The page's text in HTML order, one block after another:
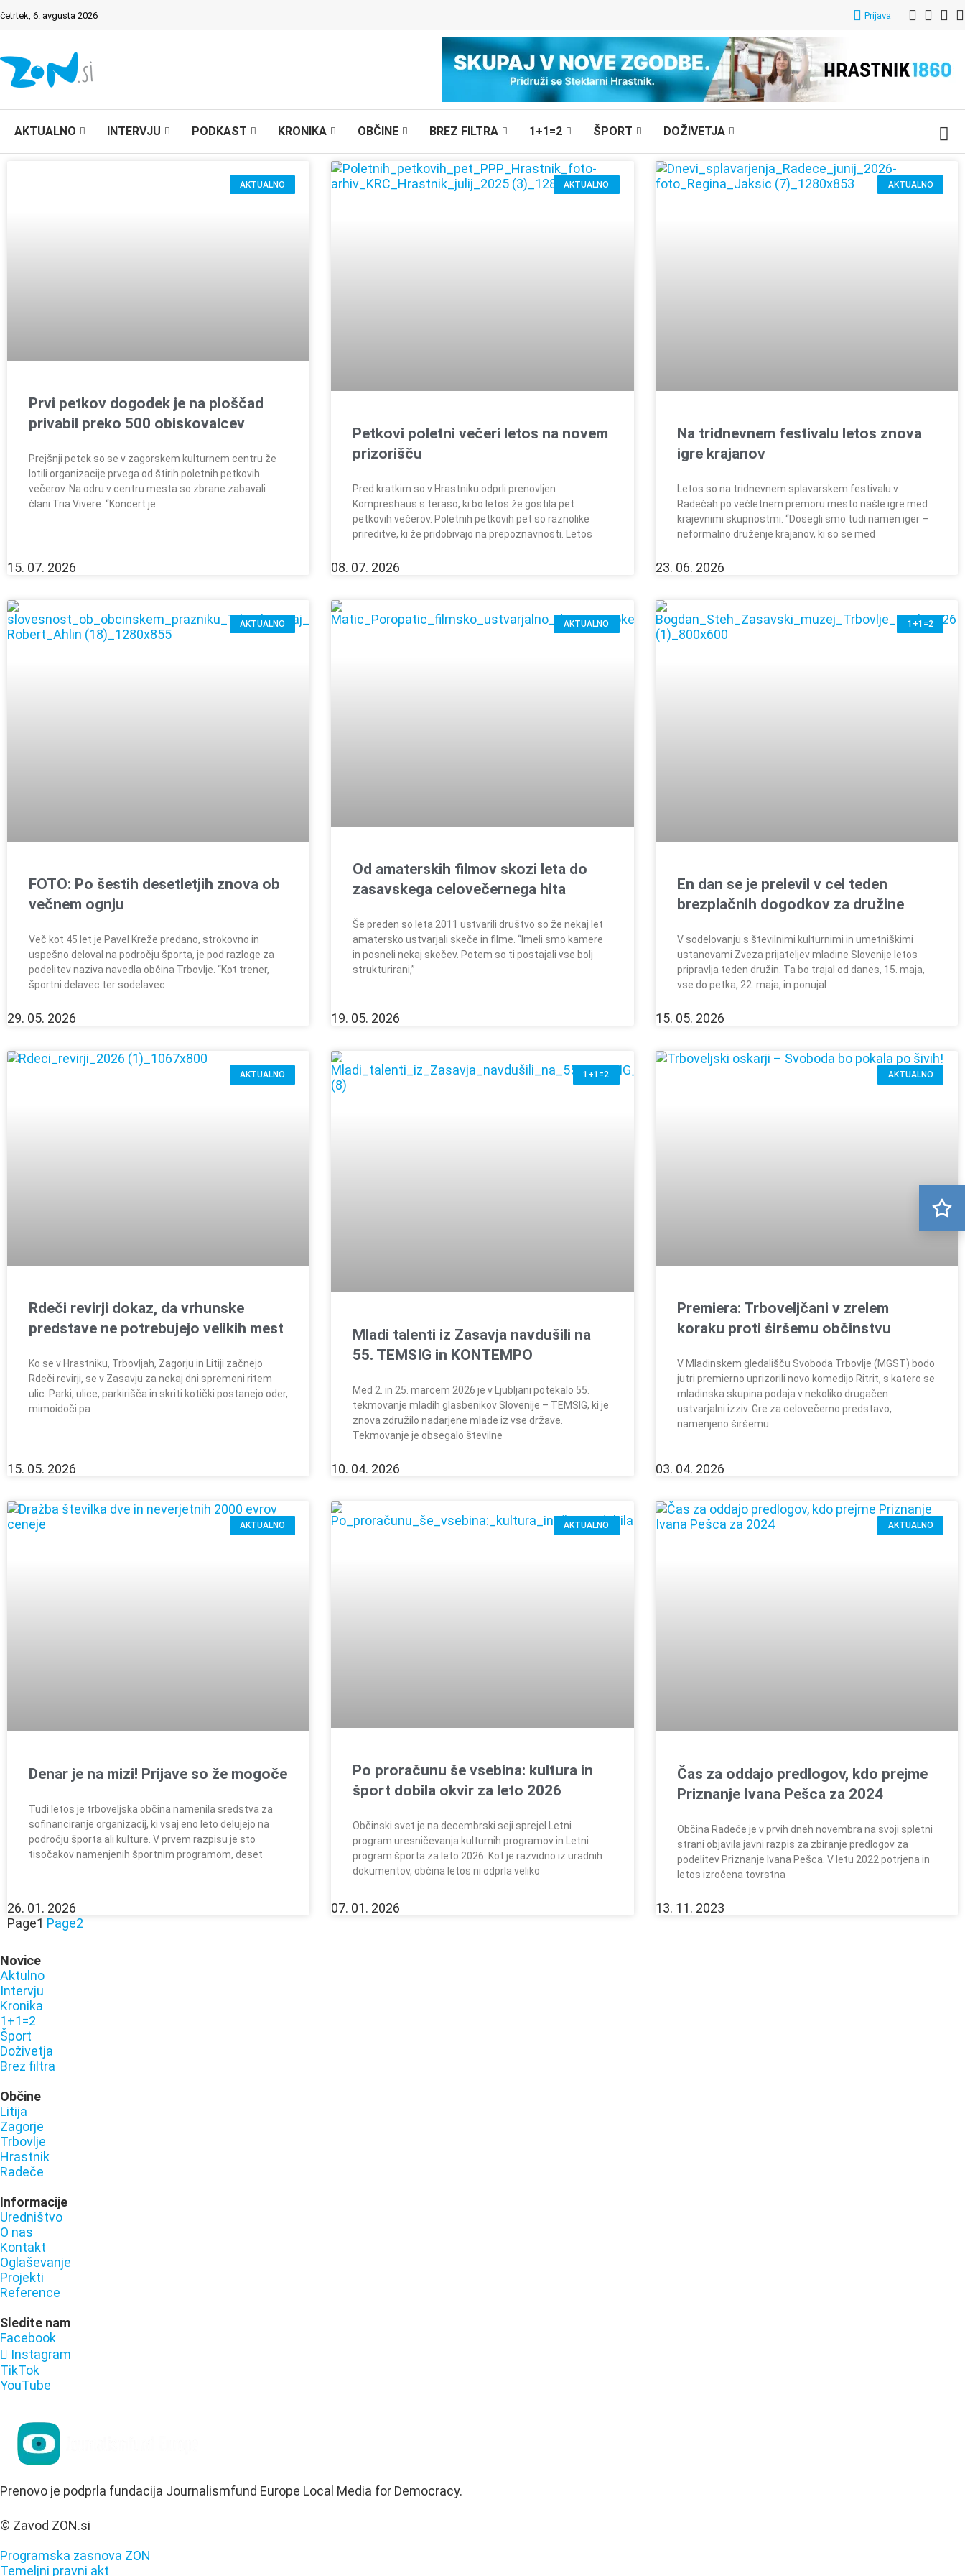
četrtek, 6. avgusta 2026 Prijava
AKTUALNO INTERVJU PODKAST KRONIKA OBČINE BREZ FILTRA 1+1=2 ŠPORT DOŽIVETJA
AKTUALNO
Prvi petkov dogodek je na ploščad
privabil preko 500 obiskovalcev
Prejšnji petek so se v zagorskem kulturnem centru že
lotili organizacije prvega od štirih poletnih petkovih
večerov. Na odru v centru mesta so zbrane zabavali
člani Tria Vivere. “Koncert je
15. 07. 2026
AKTUALNO
Petkovi poletni večeri letos na novem
prizorišču
Pred kratkim so v Hrastniku odprli prenovljen
Kompreshaus s teraso, ki bo letos že gostila pet
petkovih večerov. Poletnih petkovih pet so raznolike
prireditve, ki že pridobivajo na prepoznavnosti. Letos
08. 07. 2026
AKTUALNO
Na tridnevnem festivalu letos znova
igre krajanov
Letos so na tridnevnem splavarskem festivalu v
Radečah po večletnem premoru mesto našle igre med
krajevnimi skupnostmi. “Dosegli smo tudi namen iger –
neformalno druženje krajanov, ki so se med
23. 06. 2026
AKTUALNO
FOTO: Po šestih desetletjih znova ob
večnem ognju
Več kot 45 let je Pavel Kreže predano, strokovno in
uspešno deloval na področju športa, je pod razloge za
podelitev naziva navedla občina Trbovlje. “Kot trener,
športni delavec ter sodelavec
29. 05. 2026
AKTUALNO
Od amaterskih filmov skozi leta do
zasavskega celovečernega hita
Še preden so leta 2011 ustvarili društvo so že nekaj let
amatersko ustvarjali skeče in filme. “Imeli smo kamere
in posneli nekaj skečev. Potem so ti postajali vse bolj
strukturirani,”
19. 05. 2026
1+1=2
En dan se je prelevil v cel teden
brezplačnih dogodkov za družine
V sodelovanju s številnimi kulturnimi in umetniškimi
ustanovami Zveza prijateljev mladine Slovenije letos
pripravlja teden družin. Ta bo trajal od danes, 15. maja,
vse do petka, 22. maja, in ponujal
15. 05. 2026
AKTUALNO
Rdeči revirji dokaz, da vrhunske
predstave ne potrebujejo velikih mest
Ko se v Hrastniku, Trbovljah, Zagorju in Litiji začnejo
Rdeči revirji, se v Zasavju za nekaj dni spremeni ritem
ulic. Parki, ulice, parkirišča in skriti kotički postanejo oder,
mimoidoči pa
15. 05. 2026
1+1=2
Mladi talenti iz Zasavja navdušili na
55. TEMSIG in KONTEMPO
Med 2. in 25. marcem 2026 je v Ljubljani potekalo 55.
tekmovanje mladih glasbenikov Slovenije – TEMSIG, ki je
znova združilo nadarjene mlade iz vse države.
Tekmovanje je obsegalo številne
10. 04. 2026
AKTUALNO
Premiera: Trboveljčani v zrelem
koraku proti širšemu občinstvu
V Mladinskem gledališču Svoboda Trbovlje (MGST) bodo
jutri premierno uprizorili novo komedijo Ritrit, s katero se
mladinska skupina podaja v nekoliko drugačen
ustvarjalni izziv. Gre za celovečerno predstavo,
namenjeno širšemu
03. 04. 2026
AKTUALNO
Denar je na mizi! Prijave so že mogoče
Tudi letos je trboveljska občina namenila sredstva za
sofinanciranje organizacij, ki vsaj eno leto delujejo na
področju športa ali kulture. V prvem razpisu je sto
tisočakov namenjenih športnim programom, deset
26. 01. 2026
AKTUALNO
Po proračunu še vsebina: kultura in
šport dobila okvir za leto 2026
Občinski svet je na decembrski seji sprejel Letni
program uresničevanja kulturnih programov in Letni
program športa za leto 2026. Kot je razvidno iz uradnih
dokumentov, občina letos ni odprla veliko
07. 01. 2026
AKTUALNO
Čas za oddajo predlogov, kdo prejme
Priznanje Ivana Pešca za 2024
Občina Radeče je v prvih dneh novembra na svoji spletni
strani objavila javni razpis za zbiranje predlogov za
podelitev Priznanje Ivana Pešca. V letu 2022 potrjena in
letos izročena tovrstna
13. 11. 2023
Page1 Page2
Novice
Aktulno
Intervju
Kronika
1+1=2
Šport
Doživetja
Brez filtra
Občine
Litija
Zagorje
Trbovlje
Hrastnik
Radeče
Informacije
Uredništvo
O nas
Kontakt
Oglaševanje
Projekti
Reference
Sledite nam
Facebook
Instagram
TikTok
YouTube
Prenovo je podprla fundacija Journalismfund Europe Local Media for Democracy.
© Zavod ZON.si
Programska zasnova ZON
Temeljni pravni akt